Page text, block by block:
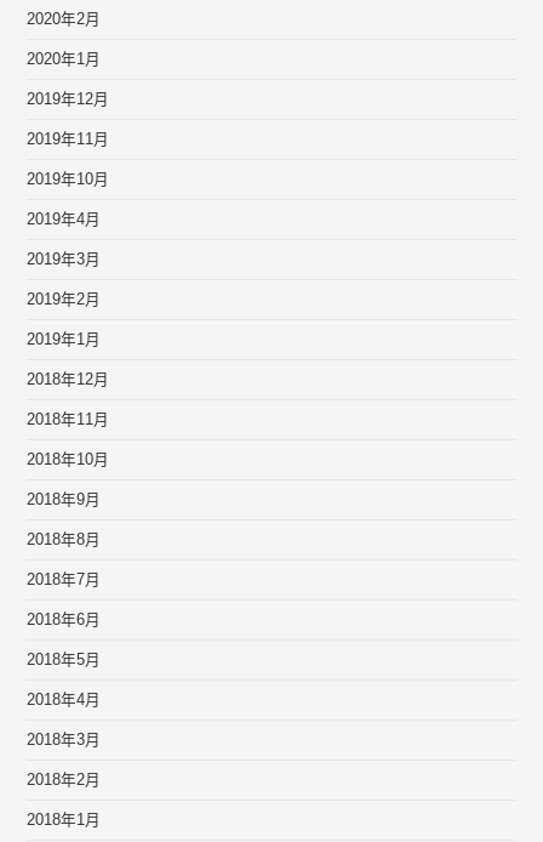
2020年2月
2020年1月
2019年12月
2019年11月
2019年10月
2019年4月
2019年3月
2019年2月
2019年1月
2018年12月
2018年11月
2018年10月
2018年9月
2018年8月
2018年7月
2018年6月
2018年5月
2018年4月
2018年3月
2018年2月
2018年1月